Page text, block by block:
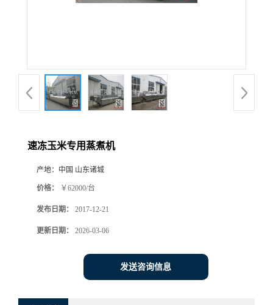
速冻玉米专用蒸煮机
产地： 中国 山东诸城
价格： ￥62000/台
发布日期： 2017-12-21
更新日期： 2026-03-06
发送咨询信息